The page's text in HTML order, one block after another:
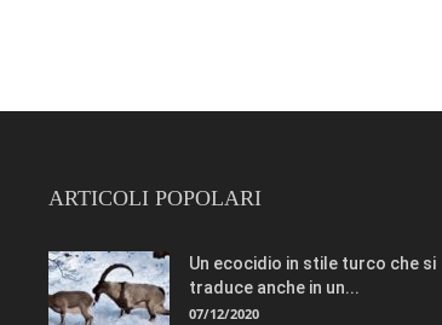
ARTICOLI POPOLARI
Un ecocidio in stile turco che si
traduce anche in un...
07/12/2020